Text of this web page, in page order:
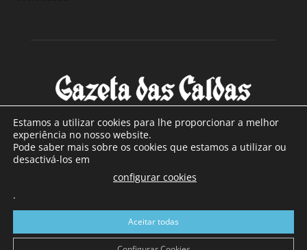
SOBRE NÓS
Com sede nas Caldas da Rainha e mais de 90 anos de
a sul de distrito de Leiria, com mais de 40.000 leitores por
toda a região Oeste. Jornal com distribuição em Portugal
Continental e assinatura online.
Estamos a utilizar cookies para lhe proporcionar a melhor
experiência no nosso website.
Pode saber mais sobre os cookies que estamos a utilizar ou
desactivá-los em
configurar cookies
.
Aceitar todas